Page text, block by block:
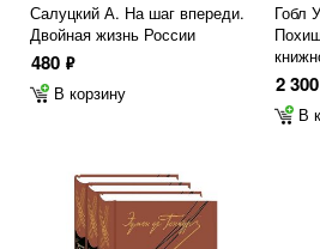
Салуцкий А. На шаг впереди.
Двойная жизнь России
480 ф
В корзину
Гобл
2 300
В